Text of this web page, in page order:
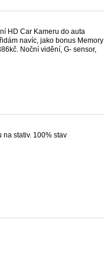
HD Car Kameru do auta
navíc, jako bonus Memory
Noční vidění, G- sensor,
stativ. 100% stav